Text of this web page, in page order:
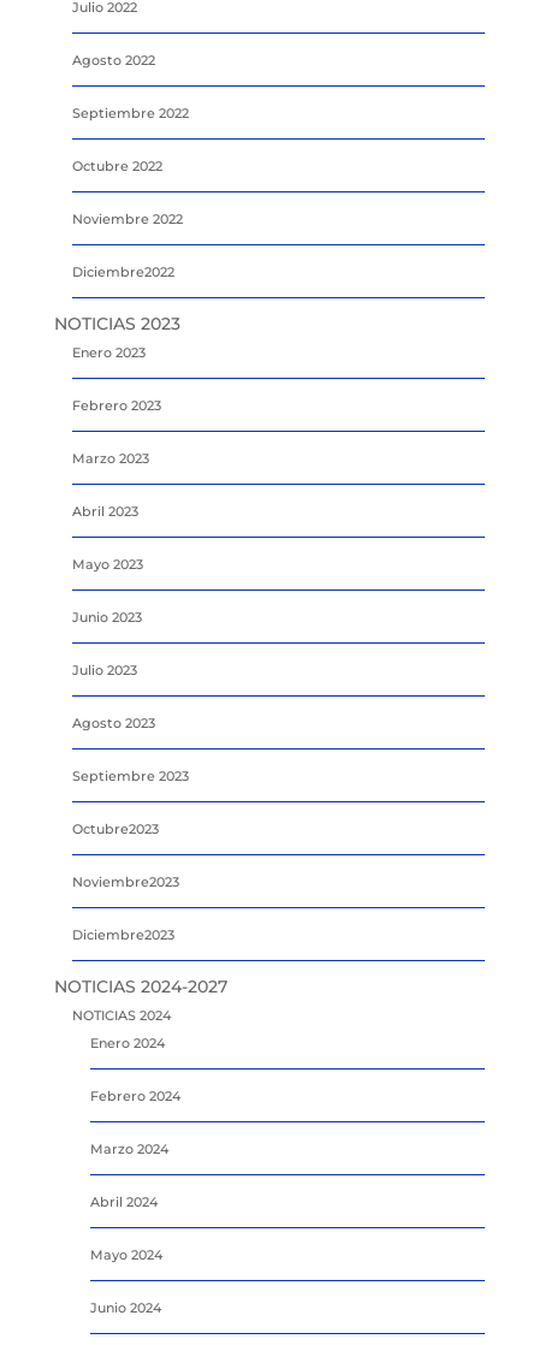
Julio 2022
Agosto 2022
Septiembre 2022
Octubre 2022
Noviembre 2022
Diciembre2022
NOTICIAS 2023
Enero 2023
Febrero 2023
Marzo 2023
Abril 2023
Mayo 2023
Junio 2023
Julio 2023
Agosto 2023
Septiembre 2023
Octubre2023
Noviembre2023
Diciembre2023
NOTICIAS 2024-2027
NOTICIAS 2024
Enero 2024
Febrero 2024
Marzo 2024
Abril 2024
Mayo 2024
Junio 2024